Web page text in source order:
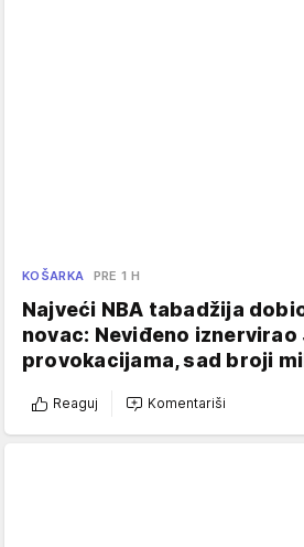
KOŠARKA PRE 1 H
Najveći NBA tabadžija
novac: Neviđeno iznervirao
provokacijama, sad broji
Reaguj Komentariši